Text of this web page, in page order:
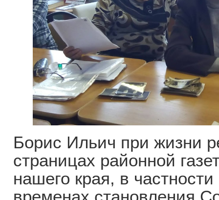
Борис Ильич при жизни
страницах районной
нашего края, в